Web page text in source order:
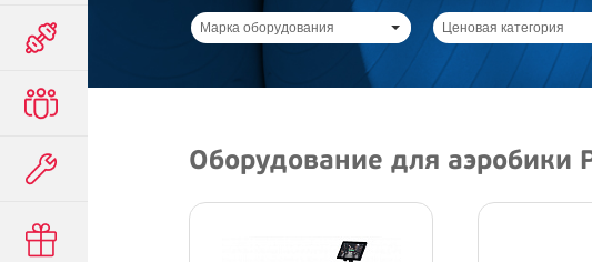
Марка оборудования Ценовая категория
Оборудование для аэробики